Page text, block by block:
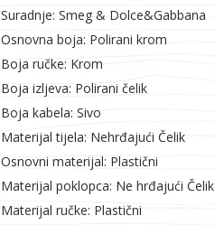
Suradnje: Smeg & Dolce&Gabbana
Osnovna boja: Polirani krom
Boja ručke: Krom
Boja izljeva: Polirani čelik
Boja kabela: Sivo
Materijal tijela: Nehrđajući Čelik
Osnovni materijal: Plastični
Materijal poklopca: Ne hrđajući Čelik
Materijal ručke: Plastični